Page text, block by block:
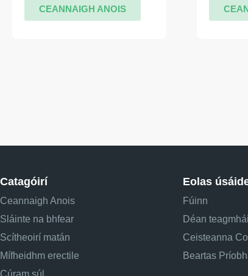
CEANNAIGH ANOIS
Catagóirí
Ceannaigh Anois
Sláinte na bhfear
Scítheoirí matán
Mífheidhm erectile
Eolas
Fúinn
Déan
Ceisteanna
Beartas